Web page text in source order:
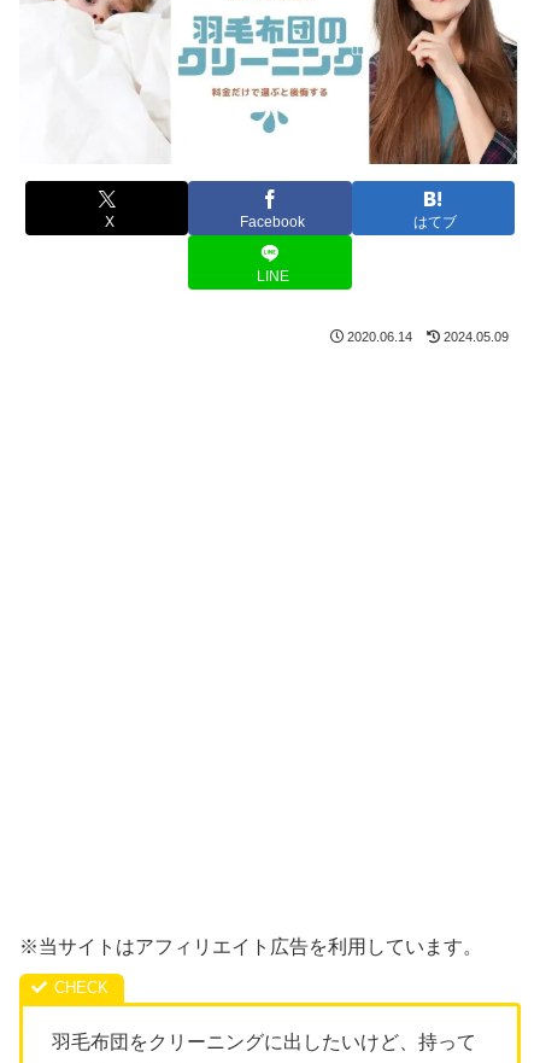
X Facebook はてブ
LINE
2020.06.14 2024.05.09
※当サイトはアフィリエイト広告を利用しています。
羽毛布団をクリーニングに出したいけど、持って